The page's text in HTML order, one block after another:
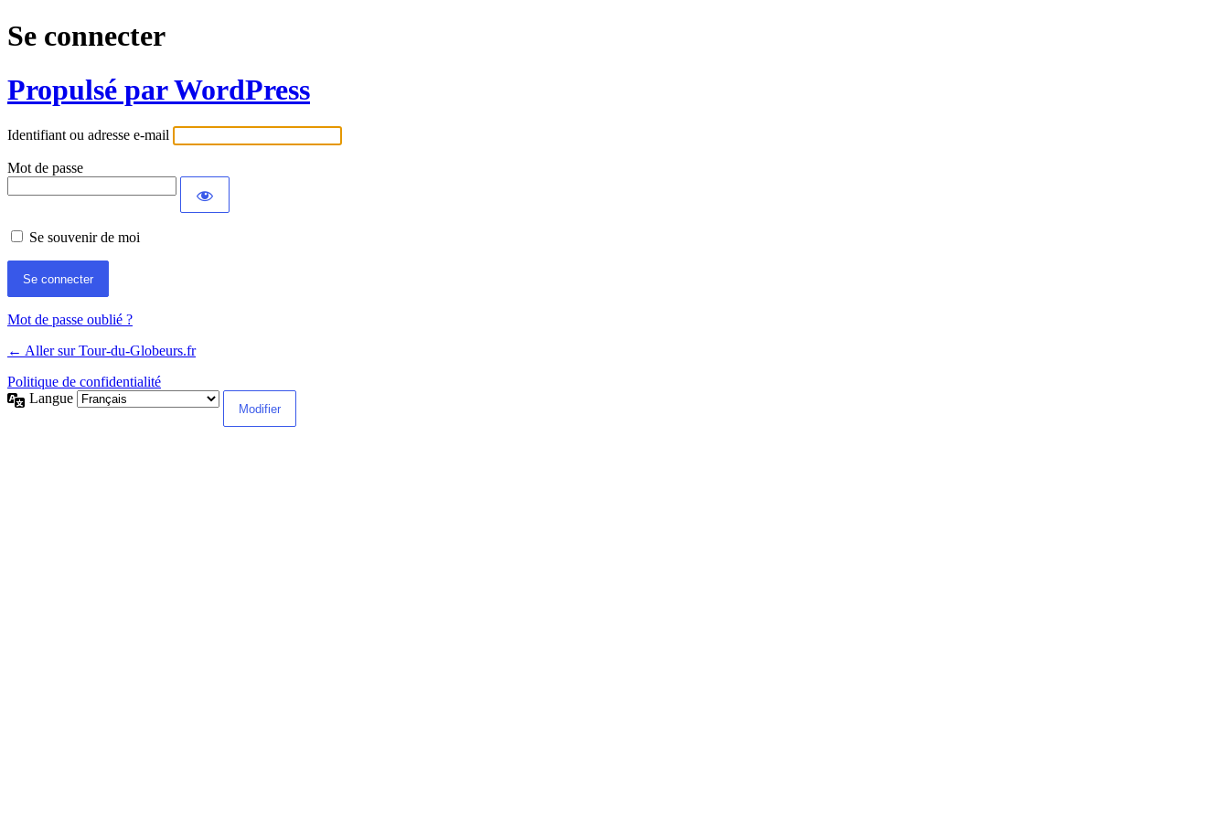
Se connecter
Propulsé par WordPress
Identifiant ou adresse e-mail
Mot de passe
Se souvenir de moi
Mot de passe oublié ?
← Aller sur Tour-du-Globeurs.fr
Politique de confidentialité
Langue